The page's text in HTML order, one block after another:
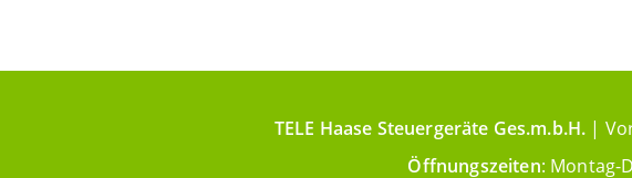
TELE Haase Steuergeräte Ges.m.b.H. |
Öffnungszeiten: Montag-